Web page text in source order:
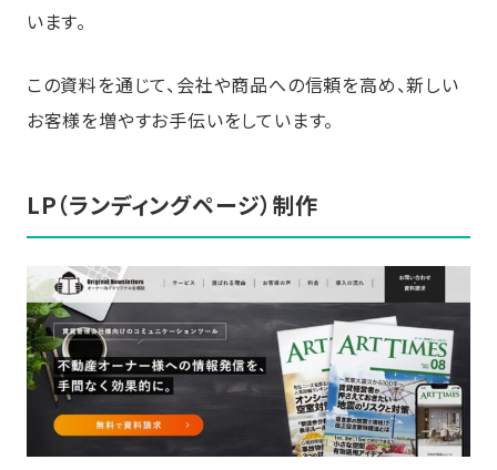
います。
この資料を通じて、会社や商品への信頼を高め、新しい
お客様を増やすお手伝いをしています。
LP（ランディングページ）制作